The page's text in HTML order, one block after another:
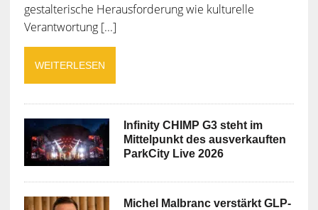
gestalterische Herausforderung wie kulturelle
Verantwortung [...]
WEITERLESEN
Infinity CHIMP G3 steht im
Mittelpunkt des ausverkauften
ParkCity Live 2026
Michel Malbranc verstärkt GLP-